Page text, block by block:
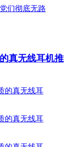
真无线耳机推